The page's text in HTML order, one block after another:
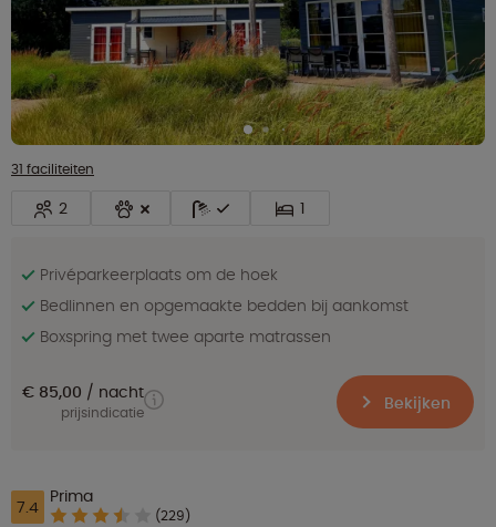
31 faciliteiten
2 1
Privéparkeerplaats om de hoek
Bedlinnen en opgemaakte bedden bij aankomst
Boxspring met twee aparte matrassen
€ 85,00 nacht
prijsindicatie Bekijken
7.4 Prima
(229)